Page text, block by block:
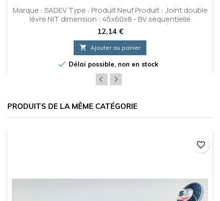
Marque : SADEV Type : Produit Neuf Produit : Joint double
lèvre NIT dimension : 45x60x8 - BV séquentielle
pour Renault Clio 3 CUP / Renault Clio 2 CUP (Avec SADEV
ST75-14) - Référence : 0205044 - Référence Renault
Sport : 01 00 205 044 Tarif pour 1 joint.
Prix
12,14 €
 Ajouter au panier
 Délai possible, non en stock
PRODUITS DE LA MÊME CATÉGORIE
favorite_border